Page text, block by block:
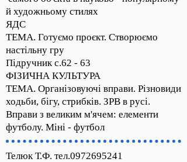
й художньому стилях
ЯДС
ТЕМА. Готуємо проєкт. Створюємо
настільну гру
Підручник с.62 - 63
ФІЗИЧНА КУЛЬТУРА
ТЕМА. Організовуючі вправи. Різновиди
ходьби, бігу, стрибків. ЗРВ в русі.
Вправи з великим м'ячем: елементи
футболу. Міні - футбол
Телюк Т.Ф. тел.0972695241